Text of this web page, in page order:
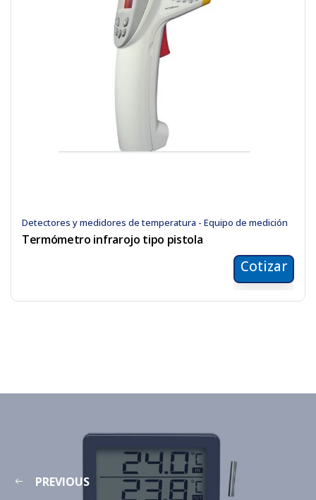
Detectores y medidores de temperatura - Equipo de medición
Termómetro infrarojo tipo pistola
Cotizar
PREVIOUS